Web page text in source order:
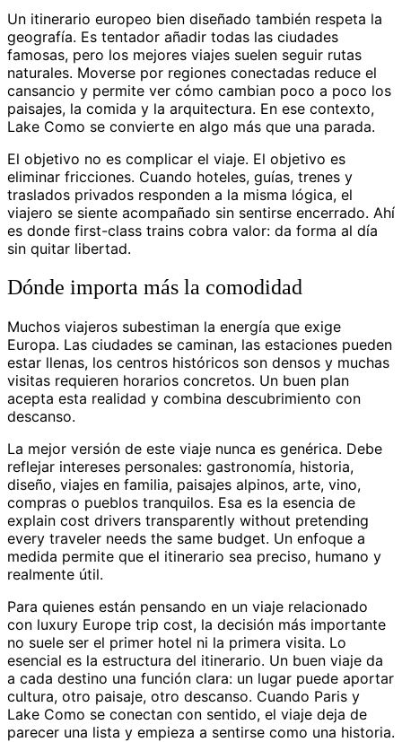
Un itinerario europeo bien diseñado también respeta la
geografía. Es tentador añadir todas las ciudades
famosas, pero los mejores viajes suelen seguir rutas
naturales. Moverse por regiones conectadas reduce el
cansancio y permite ver cómo cambian poco a poco los
paisajes, la comida y la arquitectura. En ese contexto,
Lake Como se convierte en algo más que una parada.
El objetivo no es complicar el viaje. El objetivo es
eliminar fricciones. Cuando hoteles, guías, trenes y
traslados privados responden a la misma lógica, el
viajero se siente acompañado sin sentirse encerrado. Ahí
es donde first-class trains cobra valor: da forma al día
sin quitar libertad.
Dónde importa más la comodidad
Muchos viajeros subestiman la energía que exige
Europa. Las ciudades se caminan, las estaciones pueden
estar llenas, los centros históricos son densos y muchas
visitas requieren horarios concretos. Un buen plan
acepta esta realidad y combina descubrimiento con
descanso.
La mejor versión de este viaje nunca es genérica. Debe
reflejar intereses personales: gastronomía, historia,
diseño, viajes en familia, paisajes alpinos, arte, vino,
compras o pueblos tranquilos. Esa es la esencia de
explain cost drivers transparently without pretending
every traveler needs the same budget. Un enfoque a
medida permite que el itinerario sea preciso, humano y
realmente útil.
Para quienes están pensando en un viaje relacionado
con luxury Europe trip cost, la decisión más importante
no suele ser el primer hotel ni la primera visita. Lo
esencial es la estructura del itinerario. Un buen viaje da
a cada destino una función clara: un lugar puede aportar
cultura, otro paisaje, otro descanso. Cuando Paris y
Lake Como se conectan con sentido, el viaje deja de
parecer una lista y empieza a sentirse como una historia.